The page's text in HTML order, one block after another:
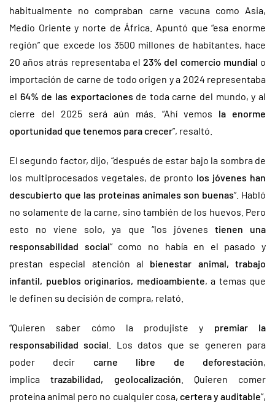
habitualmente no compraban carne vacuna como Asia,
Medio Oriente y norte de África. Apuntó que “esa enorme
región” que excede los 3500 millones de habitantes, hace
20 años atrás representaba el23% del comercio mundial o
importación de carne de todo origen y a 2024 representaba
el 64% de las exportaciones de toda carne del mundo, y al
cierre del 2025 será aún más. “Ahí vemos la enorme
oportunidad que tenemos para crecer”, resaltó.
El segundo factor, dijo, “después de estar bajo la sombra de
los multiprocesados vegetales, de pronto los jóvenes han
descubierto que las proteínas animales son buenas”. Habló
no solamente de la carne, sino también de los huevos. Pero
esto no viene solo, ya que “los jóvenes tienen una
responsabilidad social” como no había en el pasado y
prestan especial atención al bienestar animal, trabajo
infantil, pueblos originarios, medioambiente, a temas que
le definen su decisión de compra, relató.
“Quieren saber cómo la produjiste y premiar la
responsabilidad social . Los datos que se generen para
poder decir carne libre de deforestación,
implicatrazabilidad, geolocalización . Quieren comer
proteína animal pero no cualquier cosa, certera y auditable”,